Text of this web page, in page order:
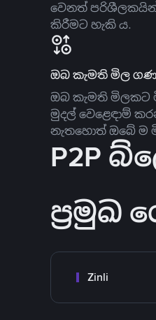
වෙනත් පරිශීලකයින්
කිරීමට හැකි ය.
ඔබ කැමති මිල
ඔබ කැමති මිලකට
මුදල් වෙළෙඳාම්
නැතහොත් ඔබේ ම
P2P
ප්‍රමුඛ
Zinli